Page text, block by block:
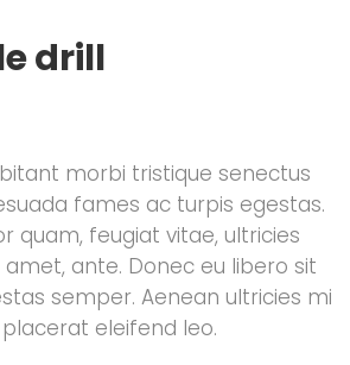
drill
morbi tristique senectus
fames ac turpis egestas.
quam, feugiat vitae, ultricies
ante. Donec eu libero sit
semper. Aenean ultricies mi
eleifend leo.